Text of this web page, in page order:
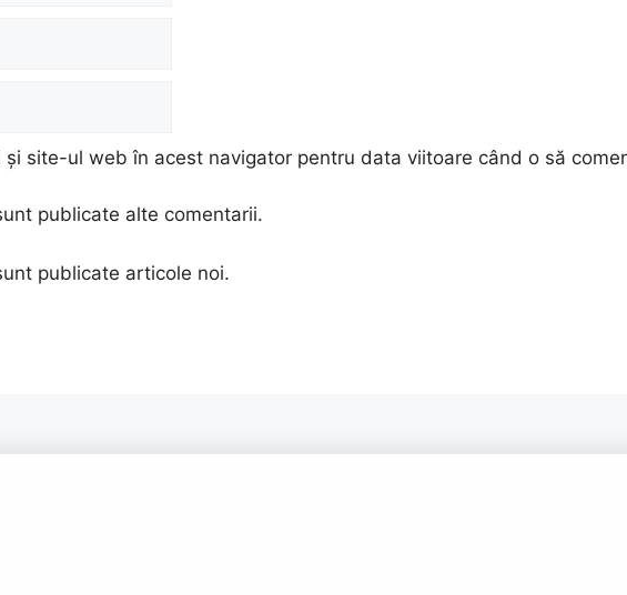
și site-ul web în acest navigator pentru data viitoare când o să
publicate alte comentarii.
publicate articole noi.